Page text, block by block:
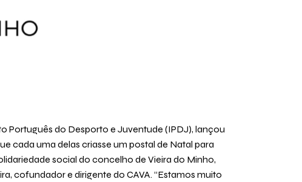
Português do Desporto e Juventude (IPDJ), lançou
cada uma delas criasse um postal de Natal para
social do concelho de Vieira do Minho,
cofundador e dirigente do CAVA. “Estamos muito